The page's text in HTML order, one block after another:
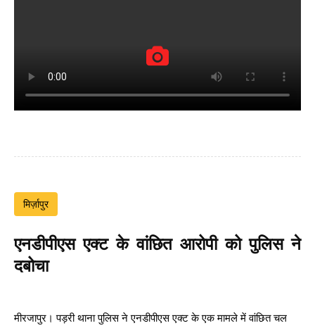
मिर्ज़ापुर
एनडीपीएस एक्ट के वांछित आरोपी को पुलिस ने
दबोचा
मीरजापुर। पड़री थाना पुलिस ने एनडीपीएस एक्ट के एक मामले में वांछित चल